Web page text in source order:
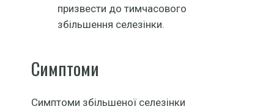
призвести до тимчасового
збільшення селезінки.
Симптоми
Симптоми збільшеної селезінки